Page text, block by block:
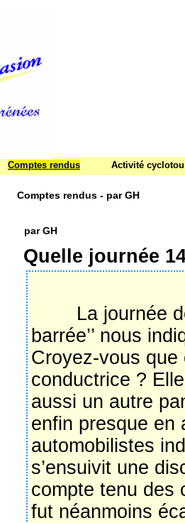
Comptes rendus
Activité
Comptes rendus - par GH
par GH
Quelle journée
La journée
barrée’’ nous
Croyez-vous
conductrice ?
aussi un autre
enfin presque en
automobilistes
s’ensuivit une
compte tenu des
fut néanmoins